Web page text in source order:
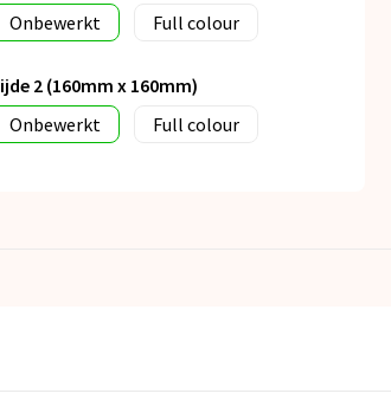
Onbewerkt
Full colour
2 (160mm x 160mm)
Onbewerkt
Full colour